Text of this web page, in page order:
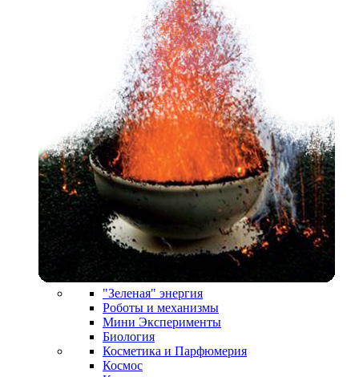
"Зеленая" энергия
Роботы и механизмы
Мини Эксперименты
Биология
Косметика и Парфюмерия
Космос